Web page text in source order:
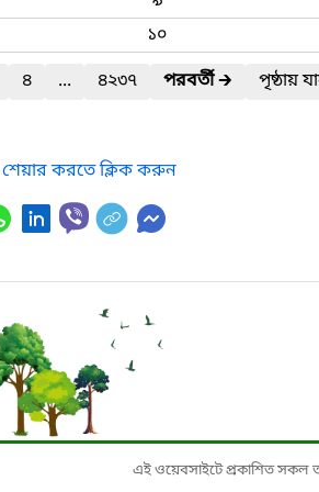
১০
৪ ... ৪২৩৭ পরবর্তী🡲
পৃষ্ঠায়
শেয়ার করতে ক্লিক করুন
এই ওয়েবসাইটে প্রকাশিত সকল তথ্য